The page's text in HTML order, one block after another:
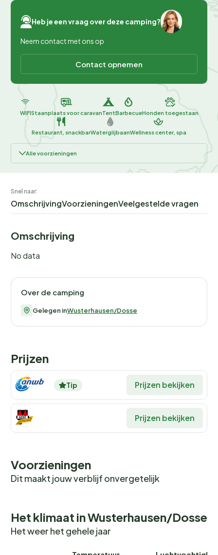
Heb je een vraag over deze camping?
Neem contact met ons op
Contact opnemen
WIFIStaanplaats voor caravanTentBarbecueHonden toegestaan
Restaurant, snackbarWaterglijbaanWellness center, spa
Alle voorzieningen
Snel naar:
OmschrijvingVoorzieningenVeelgestelde vragen
Omschrijving
No data
Over de camping
Gelegen inWusterhausen/Dosse
Prijzen
Tip Prijzen bekijken
Prijzen bekijken
Voorzieningen
Dit maakt jouw verblijf onvergetelijk
Het klimaat in Wusterhausen/Dosse
Het weer het gehele jaar